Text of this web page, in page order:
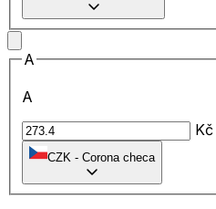
A
A
Kč
CZK - Corona checa